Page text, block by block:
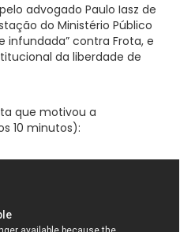
advogado Paulo Iasz de
do Ministério Público
infundada” contra Frota, e
da liberdade de
que motivou a
10 minutos):